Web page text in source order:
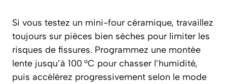
Si vous testez un mini-four céramique, travaillez
toujours sur pièces bien sèches pour limiter les
risques de fissures. Programmez une montée
lente jusqu’à 100 °C pour chasser l’humidité,
puis accélérez progressivement selon le mode